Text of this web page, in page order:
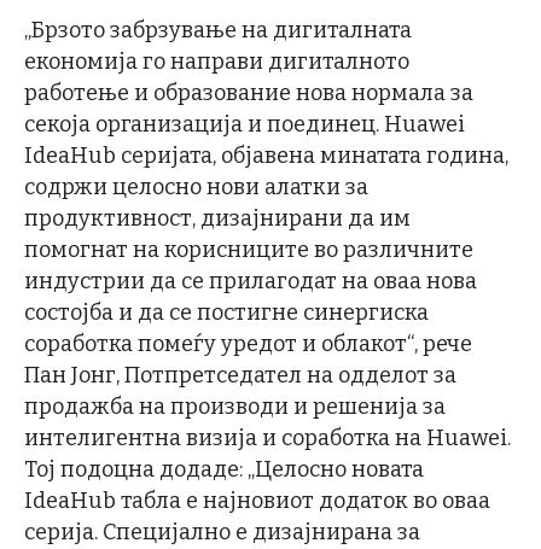
„Брзото забрзување на дигиталната
економија го направи дигиталното
работење и образование нова нормала за
секоја организација и поединец. Huawei
IdeaHub серијата, објавена минатата година,
содржи целосно нови алатки за
продуктивност, дизајнирани да им
помогнат на корисниците во различните
индустрии да се прилагодат на оваа нова
состојба и да се постигне синергиска
соработка помеѓу уредот и облакот“, рече
Пан Јонг, Потпретседател на одделот за
продажба на производи и решенија за
интелигентна визија и соработка на Huawei.
Тој подоцна додаде: „Целосно новата
IdeaHub табла е најновиот додаток во оваа
серија. Специјално е дизајнирана за